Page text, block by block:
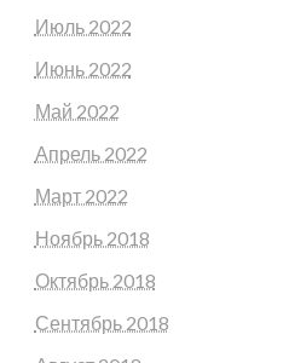
Июль 2022
Июнь 2022
Май 2022
Апрель 2022
Март 2022
Ноябрь 2018
Октябрь 2018
Сентябрь 2018